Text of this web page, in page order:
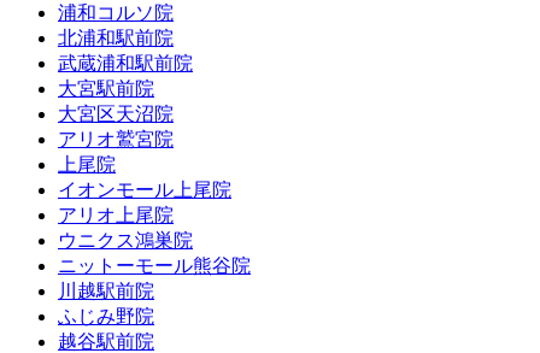
浦和コルソ院
北浦和駅前院
武蔵浦和駅前院
大宮駅前院
大宮区天沼院
アリオ鷲宮院
上尾院
イオンモール上尾院
アリオ上尾院
ウニクス鴻巣院
ニットーモール熊谷院
川越駅前院
ふじみ野院
越谷駅前院